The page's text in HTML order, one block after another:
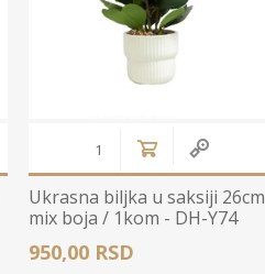
Ostalo
PANELI ZA
SPOLJAŠNJU
UPOTRBU
Ukrasna biljka u saksiji 26cm
mix boja / 1kom - DH-Y74
950,00 RSD